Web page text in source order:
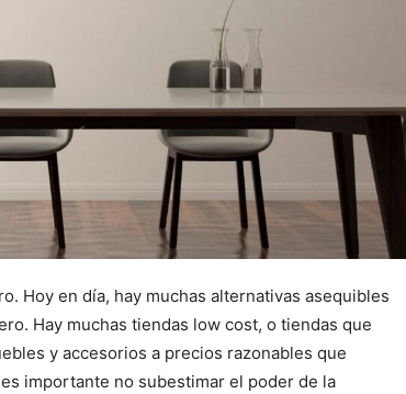
Hoy en día, hay muchas alternativas asequibles
Hay muchas tiendas low cost, o tiendas que
y accesorios a precios razonables que
importante no subestimar el poder de la